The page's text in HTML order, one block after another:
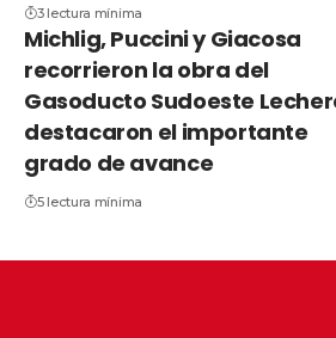
3 lectura mínima
Michlig, Puccini y Giacosa
recorrieron la obra del
Gasoducto Sudoeste
destacaron el importante
grado de avance
5 lectura mínima